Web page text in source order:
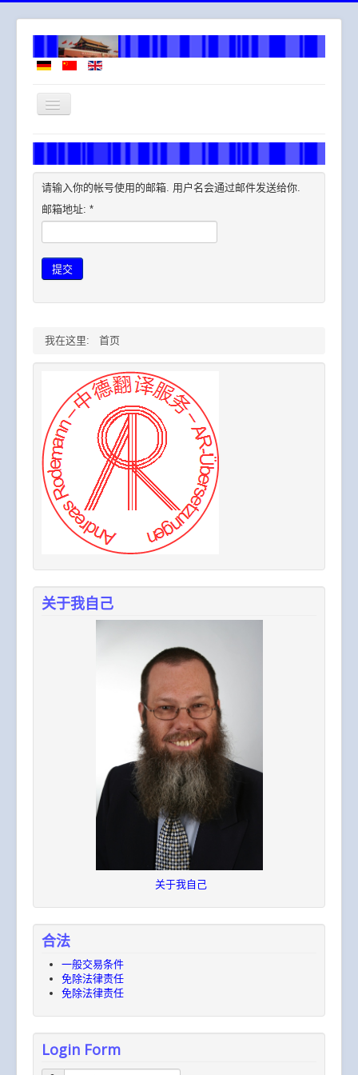
导
欢迎
翻译服务
请输入你的帐号使用的邮箱. 用户名会通过邮件发送给你.
邮箱地址: *
提交
我在这里: 首页
关于我自己
关于我自己
合法
一般​交易​条件
免除​法律​责任
免除​法律​责任
Login Form